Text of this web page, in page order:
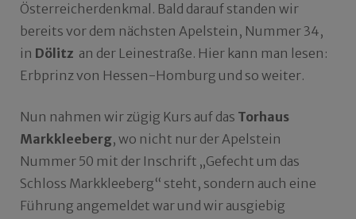
Österreicherdenkmal. Bald darauf standen wir
bereits vor dem nächsten Apelstein, Nummer 34,
in Dölitz an der Leinestraße. Hier kann man lesen:
Erbprinz von Hessen-Homburg und so weiter.
Nun nahmen wir zügig Kurs auf das Torhaus
Markkleeberg, wo nicht nur der Apelstein
Nummer 50 mit der Inschrift „Gefecht um das
Schloss Markkleeberg“ steht, sondern auch eine
Führung angemeldet war und wir ausgiebig